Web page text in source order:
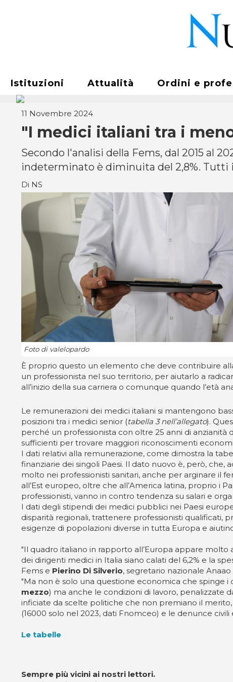
Istituzioni Attualità Ordini e
11 Novembre 2024
"I medici italiani tra i
Secondo l'analisi della Fems, dal 2015 al
indeterminato è diminuita del 2,8%. Tutti
Di NS
Foto di valelopardo
È proprio questo un elemento che deve contribuire
un professionista nel suo territorio, per aiutarlo a
all’inizio della sua carriera o comunque quando l’età
Le remunerazioni dei medici italiani si mantengono
posizioni tra i medici senior (tabella 3 nell’allegato).
perché un professionista con oltre 25 anni di
sufficienti per trovare maggiori riconoscimenti
I dati relativi alla remunerazione, come dimostra la
finanziarie dei singoli Paesi. Il dato nuovo è, però, che,
molto nei professionisti sanitari, anche per arginare il
all’Est europeo, oltre che all’America latina, proprio i
professionisti, vanno in contro tendenza su salari e
I dati degli stipendi dei medici pubblici nei Paesi
disparità regionali, trattenere professionisti qualificati,
esigenze di popolazioni diverse in tutta Europa e
"Il quadro italiano in rapporto all’Europa appare molto
dei dirigenti medici in Italia siano calati del 6,2% e la
Fems e Pierino Di Silverio, segretario nazionale
"Ma non è solo una questione economica che spinge
mezzo) ma anche le condizioni di lavoro, penalizzate
inficiate da scelte politiche che non premiano il
(16000 solo nel 2023, dati Fnomceo) e le denunce civili
Le tabelle
Sempre più vicini ai nostri lettori.